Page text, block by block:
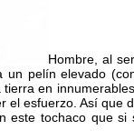
Hombre, al
un pelín elevado
en
el esfuerzo. Así que
este tochaco que